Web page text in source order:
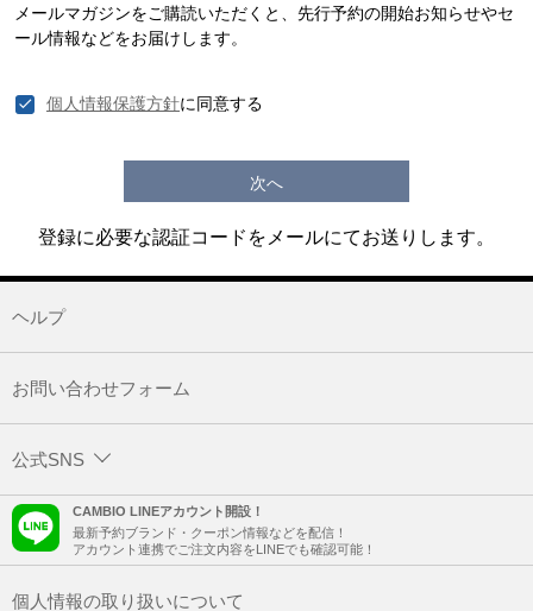
須
)
メールマガジンをご購読いただくと、先行予約の開始お知らせやセ
ール情報などをお届けします。
個人情報保護方針に同意する
次へ
登録に必要な認証コードをメールにてお送りします。
ヘルプ
お問い合わせフォーム
公式SNS
CAMBIO LINEアカウント開設！
最新予約ブランド・クーポン情報などを配信！
アカウント連携でご注文内容をLINEでも確認可能！
個人情報の取り扱いについて